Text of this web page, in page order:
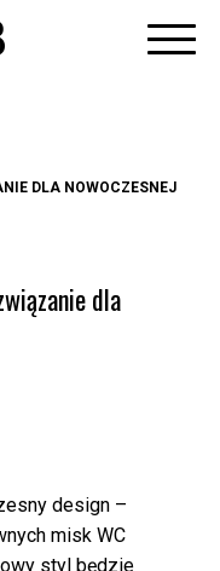
DLA NOWOCZESNEJ
dla
design –
misk WC
styl będzie